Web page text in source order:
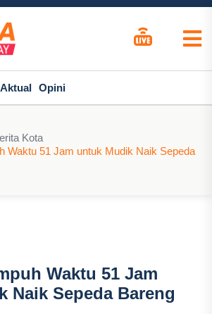
Aktual Opini
Kota
Waktu 51 Jam untuk Mudik Naik Sepeda
Waktu 51 Jam
Naik Sepeda Bareng